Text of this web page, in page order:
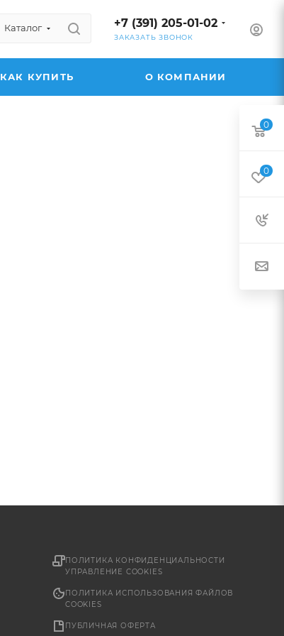
Каталог +7 (391) 205-01-02
ЗАКАЗАТЬ ЗВОНОК
КАК КУПИТЬ О КОМПАНИИ
ПОЛИТИКА КОНФИДЕНЦИАЛЬНОСТИ
УПРАВЛЕНИЕ COOKIES
ПОЛИТИКА ИСПОЛЬЗОВАНИЯ ФАЙЛОВ
COOKIES
ПУБЛИЧНАЯ ОФЕРТА
0
0